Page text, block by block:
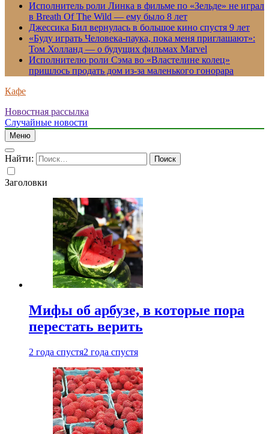
Исполнитель роли Линка в фильме по «Зельде» не играл
в Breath Of The Wild — ему было 8 лет
Джессика Бил вернулась в большое кино спустя 9 лет
«Буду играть Человека-паука, пока меня приглашают»:
Том Холланд — о будущих фильмах Marvel
Исполнителю роли Сэма во «Властелине колец»
пришлось продать дом из-за маленького гонорара
Кафе
Новостная рассылка
Случайные новости
Меню
Найти:
Заголовки
Мифы об арбузе, в которые пора
перестать верить
2 года спустя2 года спустя